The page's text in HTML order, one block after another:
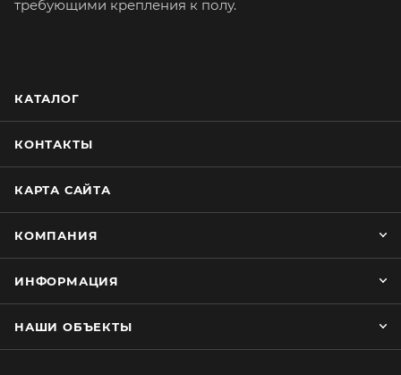
требующими крепления к полу.
КАТАЛОГ
КОНТАКТЫ
КАРТА САЙТА
КОМПАНИЯ
ИНФОРМАЦИЯ
НАШИ ОБЪЕКТЫ